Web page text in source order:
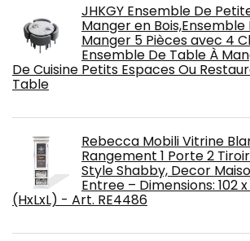
JHKGY Ensemble De
Manger en Bois,Ensemble
Manger 5 Pièces avec 4
Ensemble De Table À
De Cuisine Petits Espaces Ou
Table
Rebecca Mobili Vitrine
Rangement 1 Porte 2
Style Shabby, Decor
Entree – Dimensions: 102
(HxLxL) - Art. RE4486